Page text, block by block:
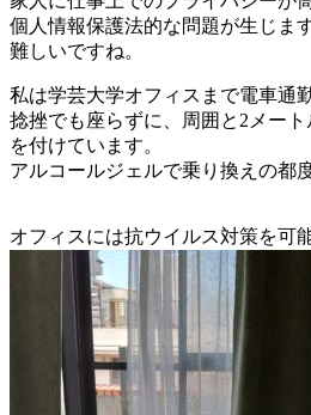
個人情報保護法的な問題が生じます
難しいですね。
私は学芸大学オフィスまで電車通
捻挫でも座らずに、周囲と2メー
を付けています。
アルコールジェルで乗り換えの都
オフィスには抗ウイルス対策を可